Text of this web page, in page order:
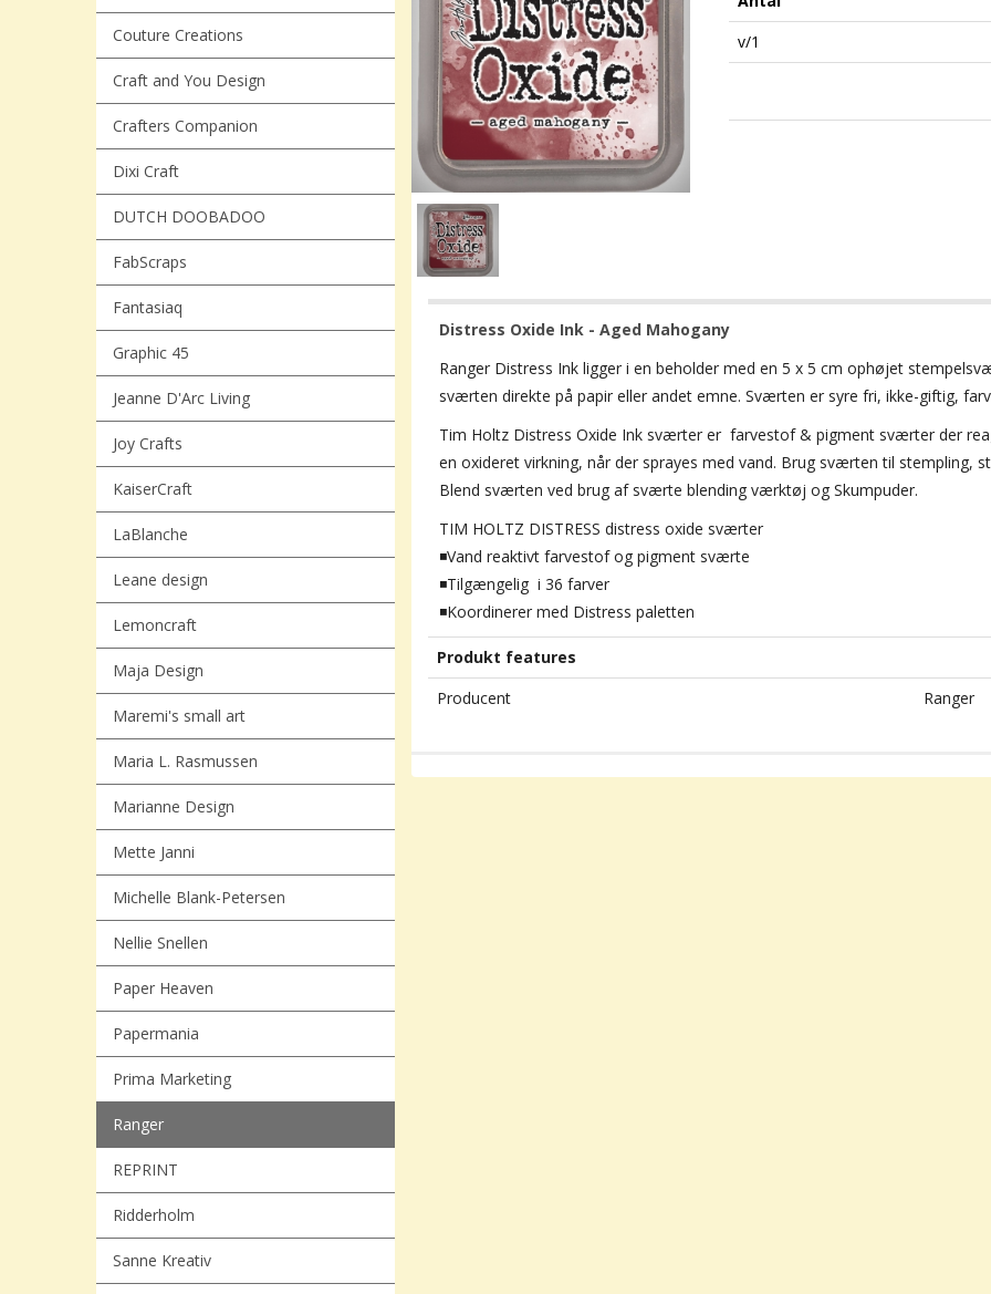
Couture Creations
Craft and You Design
Crafters Companion
Dixi Craft
DUTCH DOOBADOO
FabScraps
Fantasiaq
Graphic 45
Jeanne D'Arc Living
Joy Crafts
KaiserCraft
LaBlanche
Leane design
Lemoncraft
Maja Design
Maremi's small art
Maria L. Rasmussen
Marianne Design
Mette Janni
Michelle Blank-Petersen
Nellie Snellen
Paper Heaven
Papermania
Prima Marketing
Ranger
REPRINT
Ridderholm
Sanne Kreativ
v/1
Distress Oxide Ink - Aged Mahogany
Ranger Distress Ink ligger i en beholder med en 5 x 5 cm ophøjet
sværten direkte på papir eller andet emne. Sværten er syre fri, ikke-giftig,
Tim Holtz Distress Oxide Ink sværter er farvestof & pigment sværter der
en oxideret virkning, når der sprayes med vand. Brug sværten til stempling,
Blend sværten ved brug af sværte blending værktøj og Skumpuder.
TIM HOLTZ DISTRESS distress oxide sværter
◾Vand reaktivt farvestof og pigment sværte
◾Tilgængelig i 36 farver
◾Koordinerer med Distress paletten
Produkt features
Producent
Ranger